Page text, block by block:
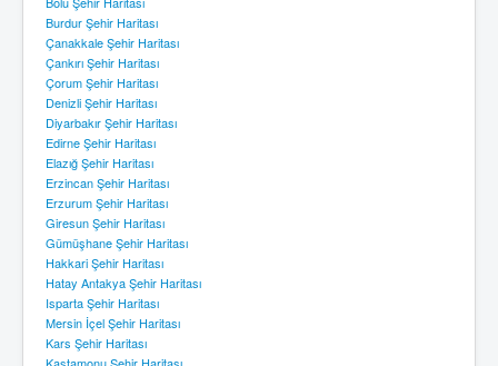
Burdur Şehir Haritası
Çanakkale Şehir Haritası
Çankırı Şehir Haritası
Çorum Şehir Haritası
Denizli Şehir Haritası
Diyarbakır Şehir Haritası
Edirne Şehir Haritası
Elazığ Şehir Haritası
Erzincan Şehir Haritası
Erzurum Şehir Haritası
Giresun Şehir Haritası
Gümüşhane Şehir Haritası
Hakkari Şehir Haritası
Hatay Antakya Şehir Haritası
Isparta Şehir Haritası
Mersin İçel Şehir Haritası
Kars Şehir Haritası
Kastamonu Şehir Haritası